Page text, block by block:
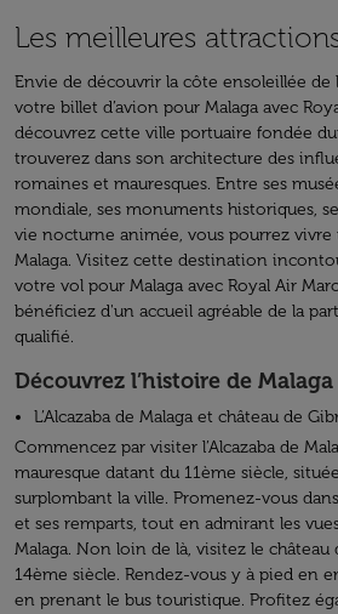
Les meilleures
Envie de découvrir la côte ensoleillée de
votre billet d’avion pour Malaga avec
découvrez cette ville portuaire fondée
trouverez dans son architecture des
romaines et mauresques. Entre ses
mondiale, ses monuments historiques,
vie nocturne animée, vous pourrez vivre
Malaga. Visitez cette destination
votre vol pour Malaga avec Royal Air
bénéficiez d'un accueil agréable de la
qualifié.
Découvrez l’histoire de Malaga
L’Alcazaba de Malaga et château de
Commencez par visiter l’Alcazaba de
mauresque datant du 11ème siècle,
surplombant la ville. Promenez-vous
et ses remparts, tout en admirant les
Malaga. Non loin de là, visitez le château
14ème siècle. Rendez-vous y à pied en
en prenant le bus touristique. Profitez